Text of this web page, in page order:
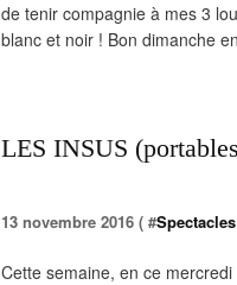
de tenir compagnie à mes 3
blanc et noir ! Bon dimanche
LES INSUS
13 novembre 2016 ( #
Cette semaine, en ce